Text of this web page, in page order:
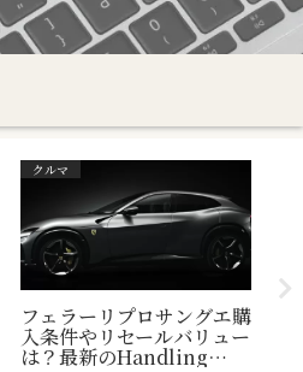
クルマ
フェラーリプロサングエ購
入条件やリセールバリュー
は？最新のHandling